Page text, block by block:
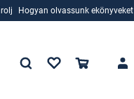
Hogyan olvassunk ekönyveket